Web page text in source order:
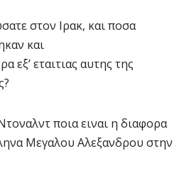
στον Ιρακ, και ποσα
και
εξ’ εταιτιας αυτης της
ποια ειναι η διαφορα
Μεγαλου Αλεξανδρου στην